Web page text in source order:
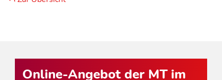
Online-Angebot der MT im